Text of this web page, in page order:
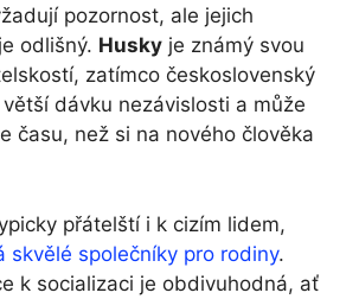
pozornost, ale jejich
odlišný. Husky je známý svou
zatímco československý
dávku nezávislosti a může
času, než si na nového člověka
přátelští i k cizím lidem,
skvělé společníky pro rodiny.
k socializaci je obdivuhodná, ať